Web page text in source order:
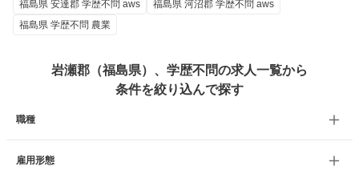
福島県 安達郡 学歴不問 aws
福島県 河沼郡 学歴不問 aws
福島県 学歴不問 農業
岩瀬郡（福島県）、学歴不問の求人一覧から
条件を絞り込んで探す
職種
雇用形態